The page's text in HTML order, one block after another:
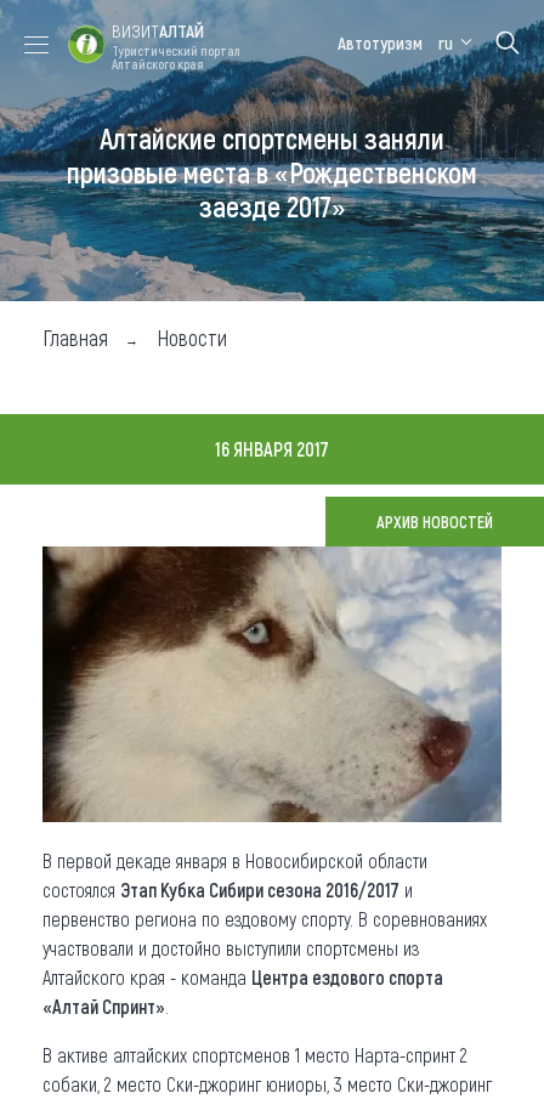
Форум VISIT
ALTAI
Цветение
маральника
Медицинский
форум
Алтайская
зимовка
Туры
Где побывать
Чем заняться
Карта
Что привезти (сувениры)
О регионе
Коллекция впечатлений
Другие рубрики
ВИЗИТАЛТАЙ
Туристический портал
Алтайского края
Автотуризм ru
Алтайские спортсмены заняли
призовые места в «Рождественском
заезде 2017»
Главная Новости
16 ЯНВАРЯ 2017
АРХИВ НОВОСТЕЙ
В первой декаде января в Новосибирской области
состоялся Этап Кубка Сибири сезона 2016/2017 и
первенство региона по ездовому спорту. В соревнованиях
участвовали и достойно выступили спортсмены из
Алтайского края - команда Центра ездового спорта
«Алтай Спринт»
В активе алтайских спортсменов 1 место Нарта-спринт 2
собаки, 2 место Ски-джоринг юниоры, 3 место Ски-джоринг